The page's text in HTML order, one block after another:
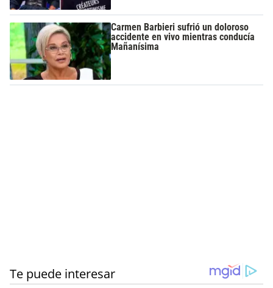
Carmen Barbieri sufrió un doloroso
accidente en vivo mientras conducía
Mañanísima